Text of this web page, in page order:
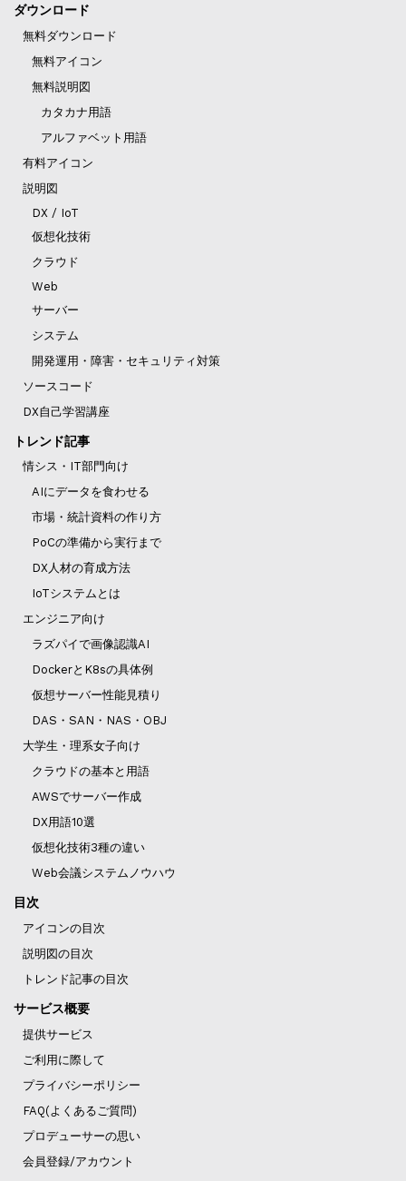
ダウンロード
無料ダウンロード
無料アイコン
無料説明図
カタカナ用語
アルファベット用語
有料アイコン
説明図
DX / IoT
仮想化技術
クラウド
Web
サーバー
システム
開発運用・障害・セキュリティ対策
ソースコード
DX自己学習講座
トレンド記事
情シス・IT部門向け
AIにデータを食わせる
市場・統計資料の作り方
PoCの準備から実行まで
DX人材の育成方法
IoTシステムとは
エンジニア向け
ラズパイで画像認識AI
DockerとK8sの具体例
仮想サーバー性能見積り
DAS・SAN・NAS・OBJ
大学生・理系女子向け
クラウドの基本と用語
AWSでサーバー作成
DX用語10選
仮想化技術3種の違い
Web会議システムノウハウ
目次
アイコンの目次
説明図の目次
トレンド記事の目次
サービス概要
提供サービス
ご利用に際して
プライバシーポリシー
FAQ(よくあるご質問)
プロデューサーの思い
会員登録/アカウント